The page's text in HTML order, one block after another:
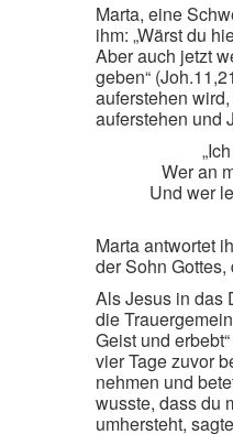
Marta, eine
ihm: „Wärst du
Aber auch jetzt
geben“
auferstehen
auferstehen und
Wer an
Und wer
Marta antwortet
der Sohn Gottes,
Als Jesus in das
die
Geist und
vier Tage zuvor
nehmen und
wusste, dass du
umhersteht,